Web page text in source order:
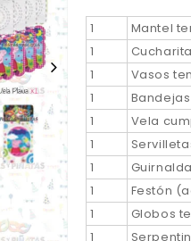
1
Mantel
1
1
Vasos
1
1
Vela
1
1
1
Festón
1
Globos
1